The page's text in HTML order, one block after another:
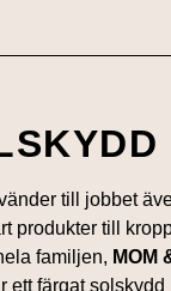
till jobbet
till
familjen, MOM
färgat